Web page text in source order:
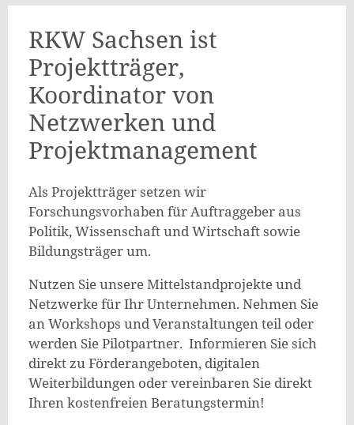
RKW Sachsen ist
Projektträger,
Koordinator von
Netzwerken und
Projektmanagement
Als Projektträger setzen wir
Forschungsvorhaben für Auftraggeber aus
Politik, Wissenschaft und Wirtschaft sowie
Bildungsträger um.
Nutzen Sie unsere Mittelstandprojekte und
Netzwerke für Ihr Unternehmen. Nehmen Sie
an Workshops und Veranstaltungen teil oder
werden Sie Pilotpartner. Informieren Sie sich
direkt zu Förderangeboten, digitalen
Weiterbildungen oder vereinbaren Sie direkt
Ihren kostenfreien Beratungstermin!